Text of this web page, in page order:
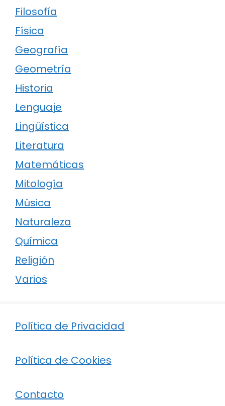
Filosofía
Física
Geografía
Geometría
Historia
Lenguaje
Lingüística
Literatura
Matemáticas
Mitología
Música
Naturaleza
Química
Religión
Varios
Política de Privacidad
Política de Cookies
Contacto